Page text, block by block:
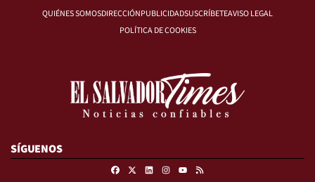
QUIÉNES SOMOSDIRECCIÓNPUBLICIDADSUSCRÍBETEAVISO LEGAL
POLÍTICA DE COOKIES
SÍGUENOS
FacebookLinkedinInstagram